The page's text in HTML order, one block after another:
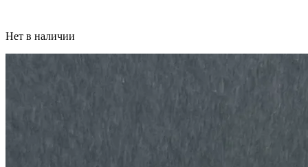
Нет в наличии